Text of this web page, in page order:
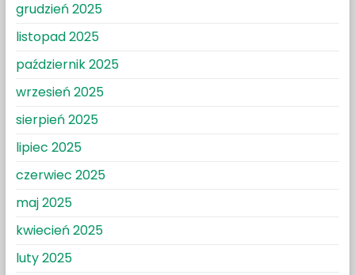
grudzień 2025
listopad 2025
październik 2025
wrzesień 2025
sierpień 2025
lipiec 2025
czerwiec 2025
maj 2025
kwiecień 2025
luty 2025